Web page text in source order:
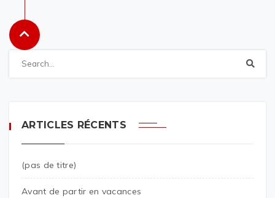
ARTICLES RÉCENTS
(pas de titre)
Avant de partir en vacances